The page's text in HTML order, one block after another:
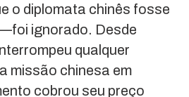
o diplomata chinês fosse
ignorado. Desde
qualquer
missão chinesa em
cobrou seu preço